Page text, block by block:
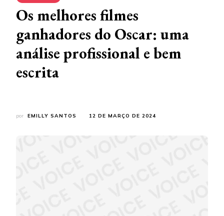
Os melhores filmes
ganhadores do Oscar: uma
análise profissional e bem
escrita
por EMILLY SANTOS 12 DE MARÇO DE 2024